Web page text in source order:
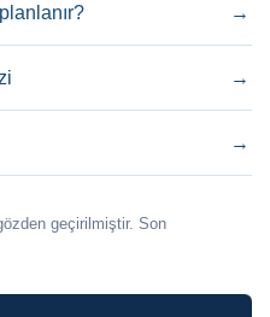
→
→
→
geçirilmiştir. Son